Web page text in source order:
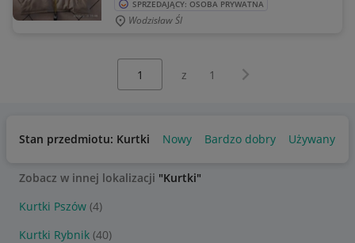
SPRZEDAJĄCY: OSOBA PRYWATNA
Wodzisław Śl
z 1 Następna strona
Stan przedmiotu: Kurtki Nowy Bardzo dobry Używany
Zobacz w innej lokalizacji "Kurtki"
Kurtki Pszów (4)
Kurtki Rybnik (40)